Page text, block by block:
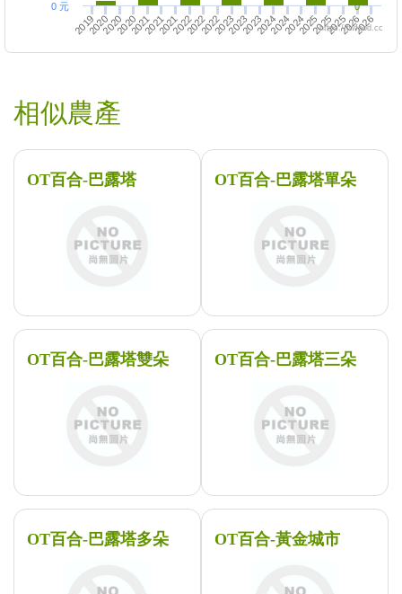
201920202020202020212021202120222022202220232023202320242024202420252025202520262026
0 元 0
https://twfood.cc
相似農產
OT百合-巴露塔 OT百合-巴露塔單朵
OT百合-巴露塔雙朵 OT百合-巴露塔三朵
OT百合-巴露塔多朵 OT百合-黃金城市